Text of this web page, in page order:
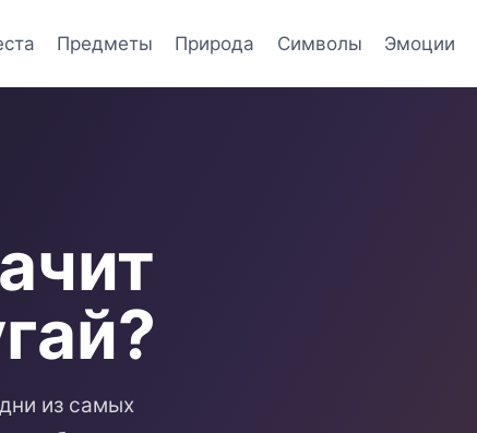
Предметы Природа Символы Эмоции
из самых